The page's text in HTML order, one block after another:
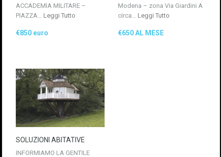
ACCADEMIA MILITARE –
PIAZZA… Leggi Tutto
€850 euro
Modena – zona Via Giardini A
circa… Leggi Tutto
€650 AL MESE
SOLUZIONI ABITATIVE
INFORMIAMO LA GENTILE